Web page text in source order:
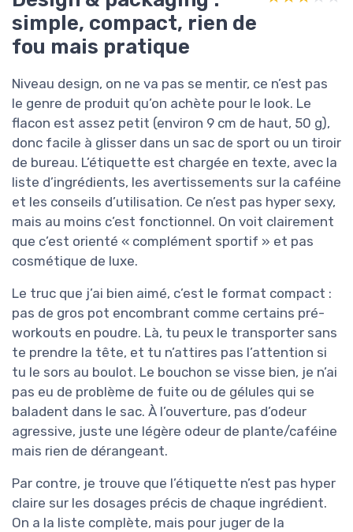
simple, compact, rien de
fou mais pratique
Niveau design, on ne va pas se mentir, ce n’est pas
le genre de produit qu’on achète pour le look. Le
flacon est assez petit (environ 9 cm de haut, 50 g),
donc facile à glisser dans un sac de sport ou un tiroir
de bureau. L’étiquette est chargée en texte, avec la
liste d’ingrédients, les avertissements sur la caféine
et les conseils d’utilisation. Ce n’est pas hyper sexy,
mais au moins c’est fonctionnel. On voit clairement
que c’est orienté « complément sportif » et pas
cosmétique de luxe.
Le truc que j’ai bien aimé, c’est le format compact :
pas de gros pot encombrant comme certains pré-
workouts en poudre. Là, tu peux le transporter sans
te prendre la tête, et tu n’attires pas l’attention si
tu le sors au boulot. Le bouchon se visse bien, je n’ai
pas eu de problème de fuite ou de gélules qui se
baladent dans le sac. À l’ouverture, pas d’odeur
agressive, juste une légère odeur de plante/caféine
mais rien de dérangeant.
Par contre, je trouve que l’étiquette n’est pas hyper
claire sur les dosages précis de chaque ingrédient.
On a la liste complète, mais pour juger de la